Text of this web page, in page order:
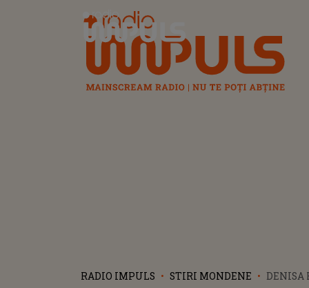
Radio Impuls
RADIO IMPULS STIRI MONDENE
DENISA